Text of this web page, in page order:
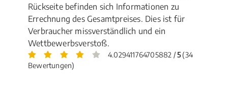
Rückseite befinden sich Informationen zu
Errechnung des Gesamtpreises. Dies ist für
Verbraucher missverständlich und ein
Wettbewerbsverstoß.
4.029411764705882 /5(34
Bewertungen)